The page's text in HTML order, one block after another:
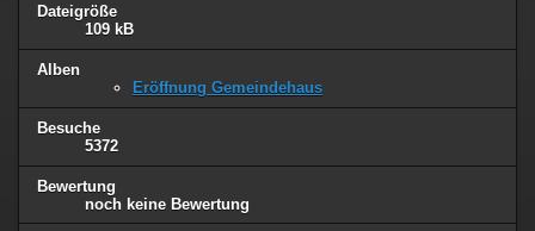
Dateigröße
109 kB
Alben
Eröffnung Gemeindehaus
Besuche
5372
Bewertung
noch keine Bewertung